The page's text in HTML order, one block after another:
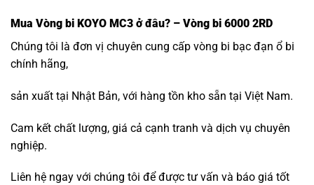
Mua Vòng bi KOYO MC3 ở đâu? – Vòng bi 6000 2RD
Chúng tôi là đơn vị chuyên cung cấp vòng bi bạc đạn ổ bi
chính hãng,
sản xuất tại Nhật Bản, với hàng tồn kho sẵn tại Việt Nam.
Cam kết chất lượng, giá cả cạnh tranh và dịch vụ chuyên
nghiệp.
Liên hệ ngay với chúng tôi để được tư vấn và báo giá tốt